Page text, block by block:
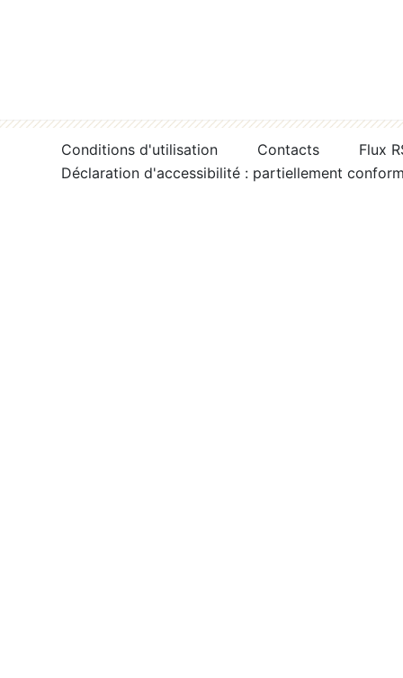
Conditions d'utilisation Contacts
Flux
Déclaration d'accessibilité : partiellement